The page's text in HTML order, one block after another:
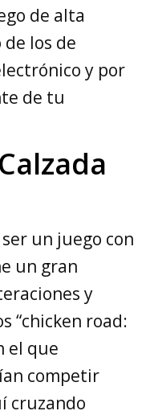
de alta
los de
y por
de tu
un juego con
un gran
y
“chicken road:
el que
competir
cruzando